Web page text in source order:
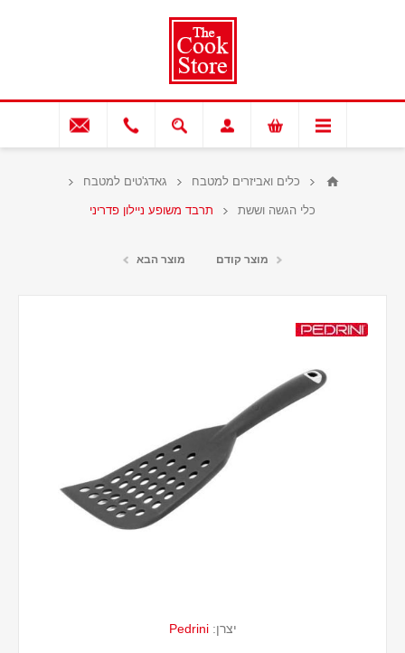
כלים ואביזרים למטבח גאדג'טים למטבח
כלי הגשה וששת תרבד משופע ניילון פדריני
מוצר קודם מוצר הבא
יצרן: Pedrini